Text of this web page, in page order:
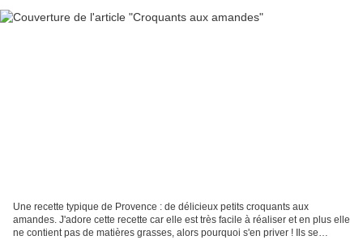
Une recette typique de Provence : de délicieux petits croquants aux
amandes. J'adore cette recette car elle est très facile à réaliser et en plus elle
ne contient pas de matières grasses, alors pourquoi s'en priver ! Ils se